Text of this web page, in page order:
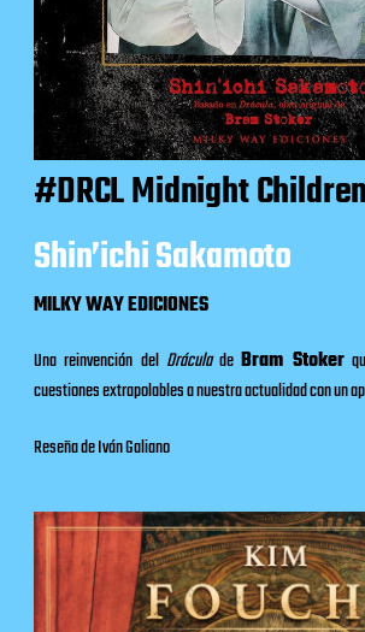
#DRCL Midnight Children
Shin’ichi Sakamoto
MILKY WAY EDICIONES
Una reinvención del DráculadeBram Stoker
cuestiones extrapolables a nuestra actualidad con un
Reseña de Iván Galiano